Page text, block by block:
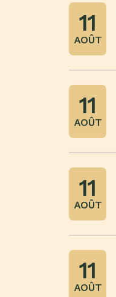
11
AOÛT
11
AOÛT
11
AOÛT
11
AOÛT